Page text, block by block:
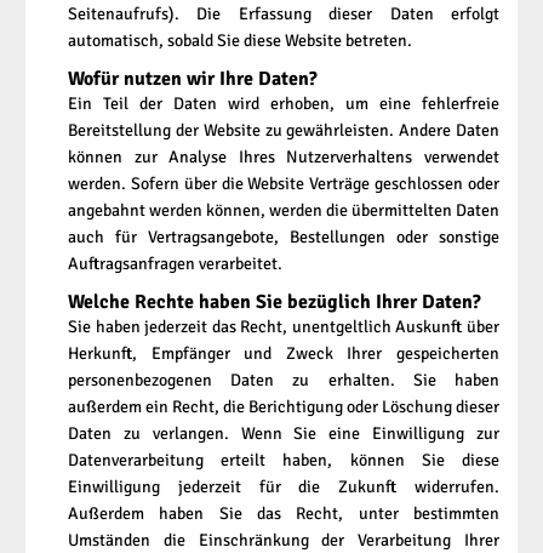
Seitenaufrufs). Die Erfassung dieser Daten erfolgt
automatisch, sobald Sie diese Website betreten.
Wofür nutzen wir Ihre Daten?
Ein Teil der Daten wird erhoben, um eine fehlerfreie
Bereitstellung der Website zu gewährleisten. Andere Daten
können zur Analyse Ihres Nutzerverhaltens verwendet
werden. Sofern über die Website Verträge geschlossen oder
angebahnt werden können, werden die übermittelten Daten
auch für Vertragsangebote, Bestellungen oder sonstige
Auftragsanfragen verarbeitet.
Welche Rechte haben Sie bezüglich Ihrer Daten?
Sie haben jederzeit das Recht, unentgeltlich Auskunft über
Herkunft, Empfänger und Zweck Ihrer gespeicherten
personenbezogenen Daten zu erhalten. Sie haben
außerdem ein Recht, die Berichtigung oder Löschung dieser
Daten zu verlangen. Wenn Sie eine Einwilligung zur
Datenverarbeitung erteilt haben, können Sie diese
Einwilligung jederzeit für die Zukunft widerrufen.
Außerdem haben Sie das Recht, unter bestimmten
Umständen die Einschränkung der Verarbeitung Ihrer